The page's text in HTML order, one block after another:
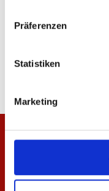
Präferenzen
Statistiken
Marketing
19,95 €